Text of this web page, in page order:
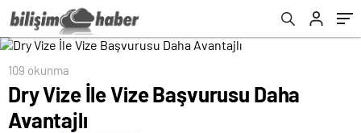
109 okunma
Dry Vize İle Vize Başvurusu Daha
Avantajlı